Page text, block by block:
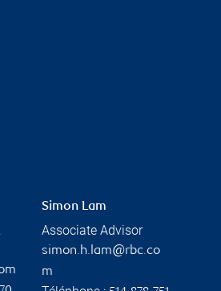
Simon Lam
Associate Advisor
simon.h.lam@rbc.co
m